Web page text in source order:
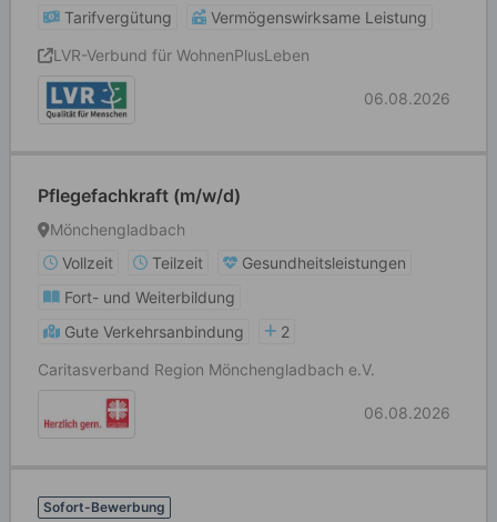
Tarifvergütung
Vermögenswirksame Leistung
LVR-Verbund für WohnenPlusLeben
06.08.2026
Pflegefachkraft (m/w/d)
Mönchengladbach
Vollzeit
Teilzeit
Gesundheitsleistungen
Fort- und Weiterbildung
Gute Verkehrsanbindung
2
Caritasverband Region Mönchengladbach e.V.
06.08.2026
Sofort-Bewerbung